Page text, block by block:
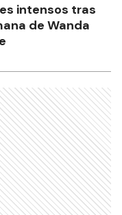
intensos tras
de Wanda